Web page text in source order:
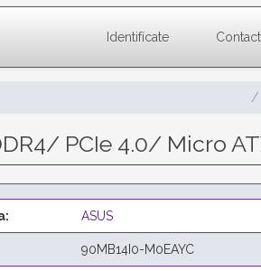
Identifícate
PCIe 4.0/ Micro
ASUS
90MB14I0-M0EAYC